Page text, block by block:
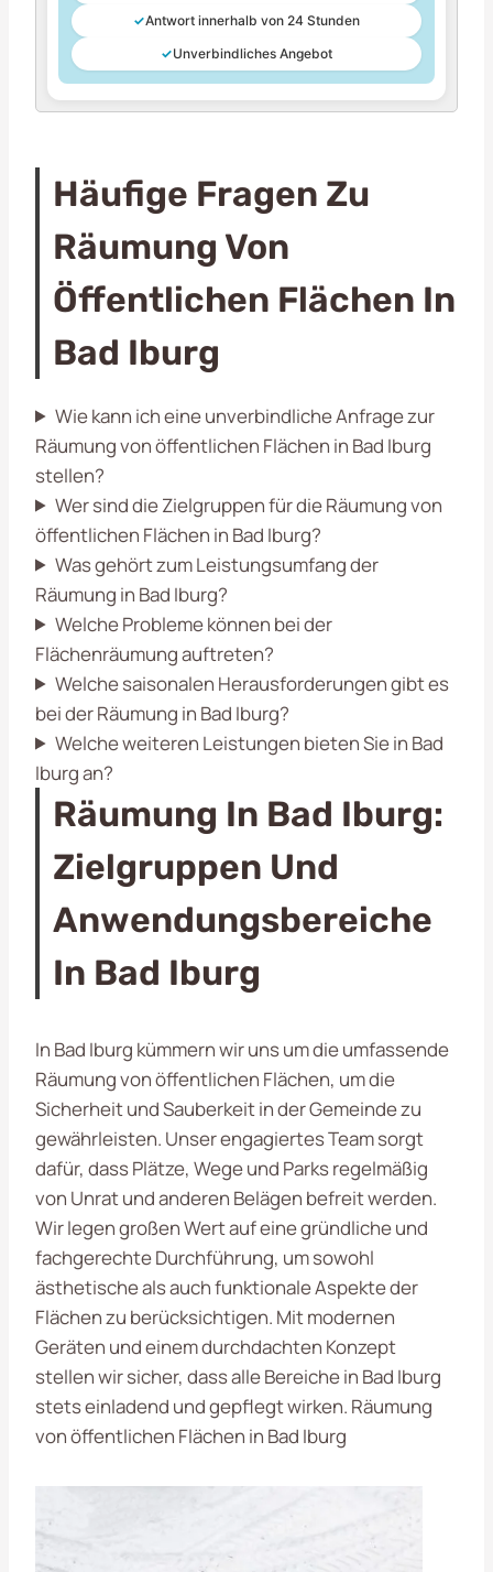
✓Antwort innerhalb von 24 Stunden
✓Unverbindliches Angebot
Häufige Fragen Zu
Räumung Von
Öffentlichen Flächen In
Bad Iburg
Wie kann ich eine unverbindliche Anfrage zur
Räumung von öffentlichen Flächen in Bad Iburg
stellen?
Wer sind die Zielgruppen für die Räumung von
öffentlichen Flächen in Bad Iburg?
Was gehört zum Leistungsumfang der
Räumung in Bad Iburg?
Welche Probleme können bei der
Flächenräumung auftreten?
Welche saisonalen Herausforderungen gibt es
bei der Räumung in Bad Iburg?
Welche weiteren Leistungen bieten Sie in Bad
Iburg an?
Räumung In Bad Iburg:
Zielgruppen Und
Anwendungsbereiche
In Bad Iburg
In Bad Iburg kümmern wir uns um die umfassende
Räumung von öffentlichen Flächen, um die
Sicherheit und Sauberkeit in der Gemeinde zu
gewährleisten. Unser engagiertes Team sorgt
dafür, dass Plätze, Wege und Parks regelmäßig
von Unrat und anderen Belägen befreit werden.
Wir legen großen Wert auf eine gründliche und
fachgerechte Durchführung, um sowohl
ästhetische als auch funktionale Aspekte der
Flächen zu berücksichtigen. Mit modernen
Geräten und einem durchdachten Konzept
stellen wir sicher, dass alle Bereiche in Bad Iburg
stets einladend und gepflegt wirken. Räumung
von öffentlichen Flächen in Bad Iburg